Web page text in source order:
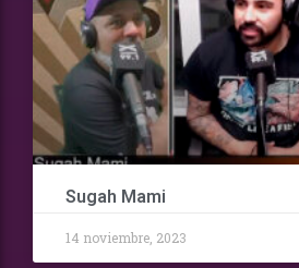
Sugah Mami
14 noviembre, 2023